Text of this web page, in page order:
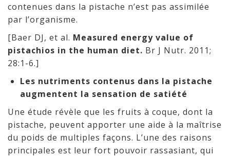
contenues dans la pistache n’est pas assimilée
par l’organisme.
[Baer DJ, et al. Measured energy value of
pistachios in the human diet. Br J Nutr. 2011;
28:1-6.]
Les nutriments contenus dans la pistache
augmentent la sensation de satiété
Une étude révèle que les fruits à coque, dont la
pistache, peuvent apporter une aide à la maîtrise
du poids de multiples façons. L’une des raisons
principales est leur fort pouvoir rassasiant, qui